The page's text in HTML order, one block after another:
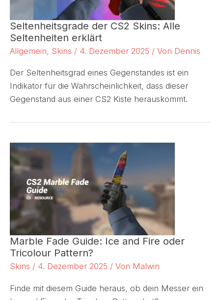
Seltenheitsgrade der CS2 Skins: Alle
Seltenheiten erklärt
Allgemein Skins / 4. Dezember 2025 / Von Dennis
Der Seltenheitsgrad eines Gegenstandes ist ein
Indikator für die Wahrscheinlichkeit, dass dieser
Gegenstand aus einer CS2 Kiste herauskommt.
Marble Fade Guide: Ice and Fire oder
Tricolour Pattern?
Skins / 4. Dezember 2025 / Von Malwin
Finde mit diesem Guide heraus, ob dein Messer ein